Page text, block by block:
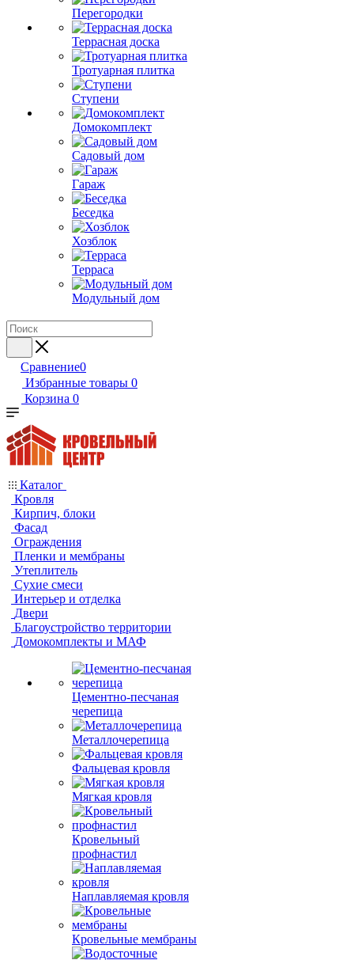
Перегородки
Террасная доска
Тротуарная плитка
Ступени
Домокомплект
Садовый дом
Гараж
Беседка
Хозблок
Терраса
Модульный дом
Сравнение0
Избранные товары 0
Корзина 0
Каталог
Кровля
Кирпич, блоки
Фасад
Ограждения
Пленки и мембраны
Утеплитель
Сухие смеси
Интерьер и отделка
Двери
Благоустройство территории
Домокомплекты и МАФ
Цементно-песчаная
черепица
Металлочерепица
Фальцевая кровля
Мягкая кровля
Кровельный
профнастил
Наплавляемая кровля
Кровельные мембраны